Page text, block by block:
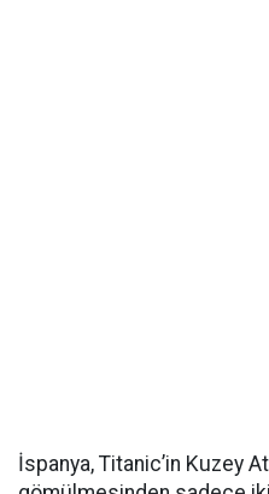
İspanya, Titanic’in Kuzey